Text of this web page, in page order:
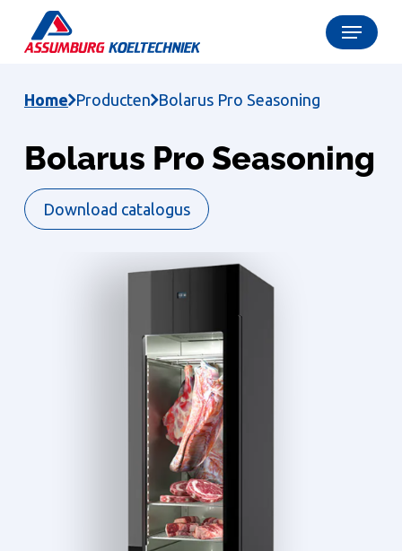
main
Menu
Home Producten Bolarus Pro Seasoning
Bolarus Pro Seasoning
Download catalogus